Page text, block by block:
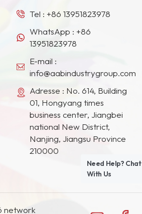
Tel :+86 13951823978
WhatsApp :+86
13951823978
E-mail :
info@aabindustrygroup.com
Adresse : No. 614, Building
01, Hongyang times
business center, Jiangbei
national New District,
Nanjing, Jiangsu Province
210000
network
Need Help? Chat
With Us